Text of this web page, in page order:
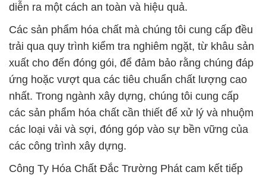
diễn ra một cách an toàn và hiệu quả.
Các sản phẩm hóa chất mà chúng tôi cung cấp đều
trải qua quy trình kiểm tra nghiêm ngặt, từ khâu sản
xuất cho đến đóng gói, để đảm bảo rằng chúng đáp
ứng hoặc vượt qua các tiêu chuẩn chất lượng cao
nhất. Trong ngành xây dựng, chúng tôi cung cấp
các sản phẩm hóa chất cần thiết để xử lý và nhuộm
các loại vải và sợi, đóng góp vào sự bền vững của
các công trình xây dựng.
Công Ty Hóa Chất Đắc Trường Phát cam kết tiếp